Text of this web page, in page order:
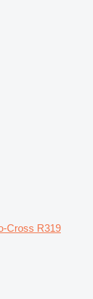
Cross R319